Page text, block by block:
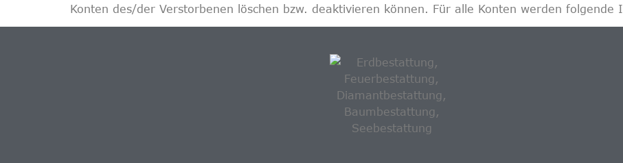
Konten des/der Verstorbenen löschen bzw. deaktivieren können. Für alle Konten werden